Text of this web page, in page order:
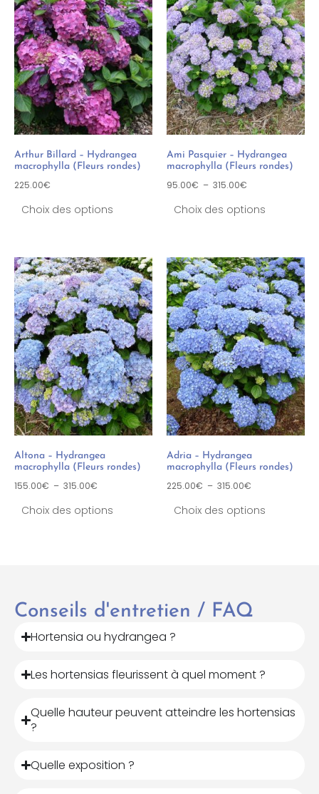
Arthur Billard – Hydrangea
macrophylla (Fleurs rondes)
225.00€
Choix des options
Ami Pasquier – Hydrangea
macrophylla (Fleurs rondes)
95.00€ – 315.00€
Choix des options
Altona – Hydrangea
macrophylla (Fleurs rondes)
155.00€ – 315.00€
Choix des options
Adria – Hydrangea
macrophylla (Fleurs rondes)
225.00€ – 315.00€
Choix des options
Conseils d'entretien / FAQ
Hortensia ou hydrangea ?
Les hortensias fleurissent à quel moment ?
Quelle hauteur peuvent atteindre les hortensias
?
Quelle exposition ?